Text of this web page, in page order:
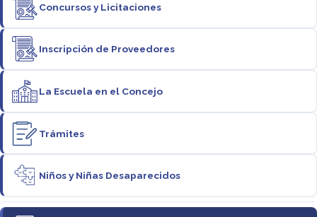
Concursos y Licitaciones
Inscripción de Proveedores
La Escuela en el Concejo
Trámites
Niños y Niñas Desaparecidos